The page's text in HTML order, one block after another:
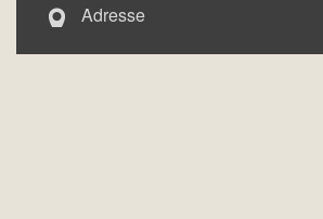
Adresse